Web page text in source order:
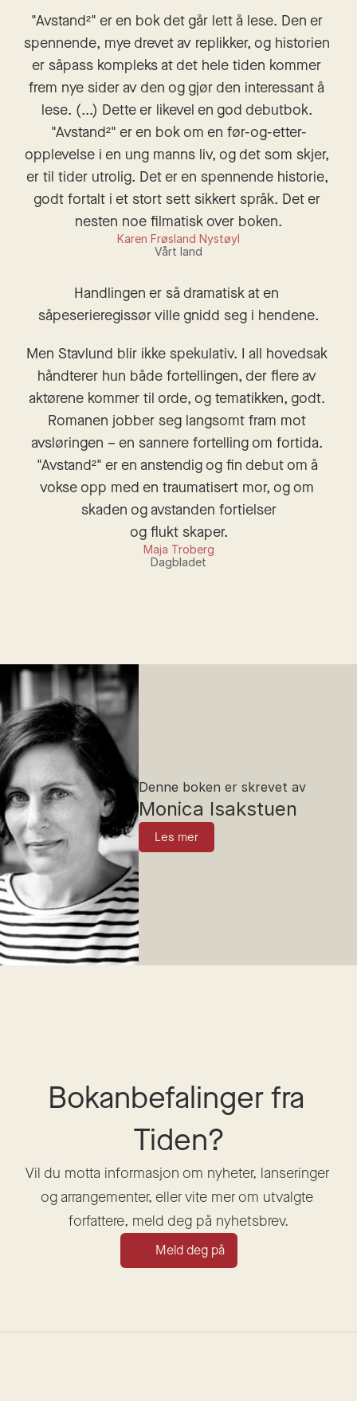
"Avstand²" er en bok det går lett å lese. Den er
spennende, mye drevet av replikker, og historien
er såpass kompleks at det hele tiden kommer
frem nye sider av den og gjør den interessant å
lese. (...) Dette er likevel en god debutbok.
"Avstand²" er en bok om en før-og-etter-
opplevelse i en ung manns liv, og det som skjer,
er til tider utrolig. Det er en spennende historie,
godt fortalt i et stort sett sikkert språk. Det er
nesten noe filmatisk over boken.
Karen Frøsland Nystøyl
Vårt land
Handlingen er så dramatisk at en
såpeserieregissør ville gnidd seg i hendene.
Men Stavlund blir ikke spekulativ. I all hovedsak
håndterer hun både fortellingen, der flere av
aktørene kommer til orde, og tematikken, godt.
Romanen jobber seg langsomt fram mot
avsløringen – en sannere fortelling om fortida.
"Avstand²" er en anstendig og fin debut om å
vokse opp med en traumatisert mor, og om
skaden og avstanden fortielser
og flukt skaper.
Maja Troberg
Dagbladet
Denne boken er skrevet av
Monica Isakstuen
Les mer
Bokanbefalinger fra
Tiden?
Vil du motta informasjon om nyheter, lanseringer
og arrangementer, eller vite mer om utvalgte
forfattere, meld deg på nyhetsbrev.
Meld deg på